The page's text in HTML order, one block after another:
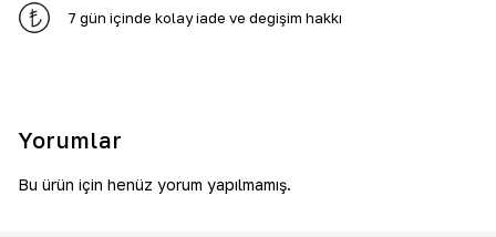
7 gün içinde kolay iade ve değişim hakkı
Yorumlar
Bu ürün için henüz yorum yapılmamış.